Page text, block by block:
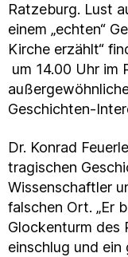
Ratzeburg. Lust
einem „echten“
Kirche erzählt“
um 14.00 Uhr im
Geschichten-
Dr. Konrad
tragischen
Wissenschaftler
falschen Ort. „Er
Glockenturm des
einschlug und